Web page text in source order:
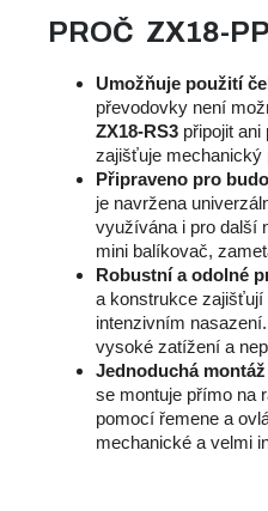
PROČ ZX18-
Umožňuje použití
převodovky není
ZX18-RS3 připojit
zajišťuje mechanický
Připraveno pro
je navržena
využívána i pro další
mini balíkovač,
Robustní a odolné
a konstrukce zajišťují
intenzivním
vysoké zatížení a
Jednoduchá
se montuje přímo na
pomocí řemene a
mechanické a velmi